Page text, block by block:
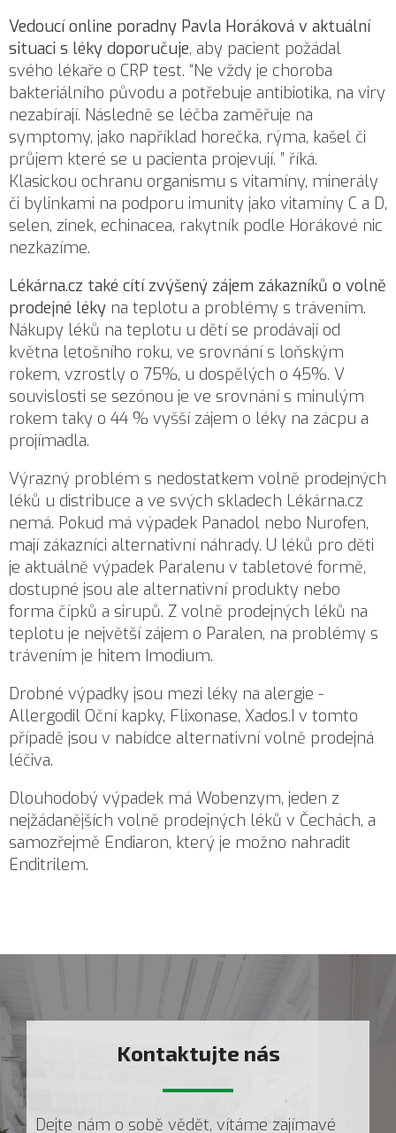
Vedoucíonline poradny Pavla Horáková v aktuální
situaci s léky doporučuje, aby pacient požádal
svého lékaře o CRP test. “Ne vždy je choroba
bakteriálního původu a potřebuje antibiotika, na viry
nezabírají. Následně se léčba zaměřuje na
symptomy, jako například horečka, rýma, kašel či
průjem které se u pacienta projevují. ” říká.
Klasickou ochranu organismu s vitamíny, minerály
či bylinkami na podporu imunity jako vitamíny C a D,
selen, zinek, echinacea, rakytník podle Horákové nic
nezkazíme.
Lékárna.cz také cítí zvýšený zájem zákazníků o volně
prodejné léky na teplotu a problémy s trávením.
Nákupy léků na teplotu u dětí se prodávají od
května letošního roku, ve srovnání s loňským
rokem, vzrostly o 75%, u dospělých o 45%. V
souvislosti se sezónou je ve srovnání s minulým
rokem taky o 44 % vyšší zájem o léky na zácpu a
projímadla.
Výrazný problém s nedostatkem volně prodejných
léků u distribuce a ve svých skladech Lékárna.cz
nemá. Pokud má výpadek Panadol nebo Nurofen,
mají zákazníci alternativní náhrady. U léků pro děti
je aktuálně výpadek Paralenu v tabletové formě,
dostupné jsou ale alternativní produkty nebo
forma čípků a sirupů. Z volně prodejných léků na
teplotu je největší zájem o Paralen, na problémy s
trávením je hitem Imodium.
Drobné výpadky jsou mezi léky na alergie -
Allergodil Oční kapky, Flixonase, Xados.I v tomto
případě jsou v nabídce alternativnívolně prodejná
léčiva.
Dlouhodobý výpadek má Wobenzym, jeden z
nejžádanějších volně prodejných léků v Čechách, a
samozřejmě Endiaron, který je možno nahradit
Enditrilem.
Kontaktujte nás
-
Dejte nám o sobě vědět, vítáme zajímavé